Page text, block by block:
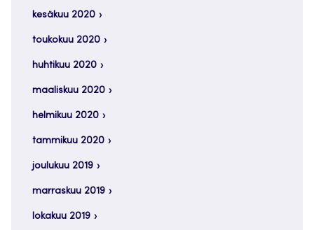
kesäkuu 2020
toukokuu 2020
huhtikuu 2020
maaliskuu 2020
helmikuu 2020
tammikuu 2020
joulukuu 2019
marraskuu 2019
lokakuu 2019